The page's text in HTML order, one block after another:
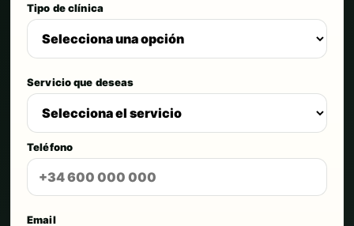
Tipo de clínica
Servicio que deseas
Teléfono
Email